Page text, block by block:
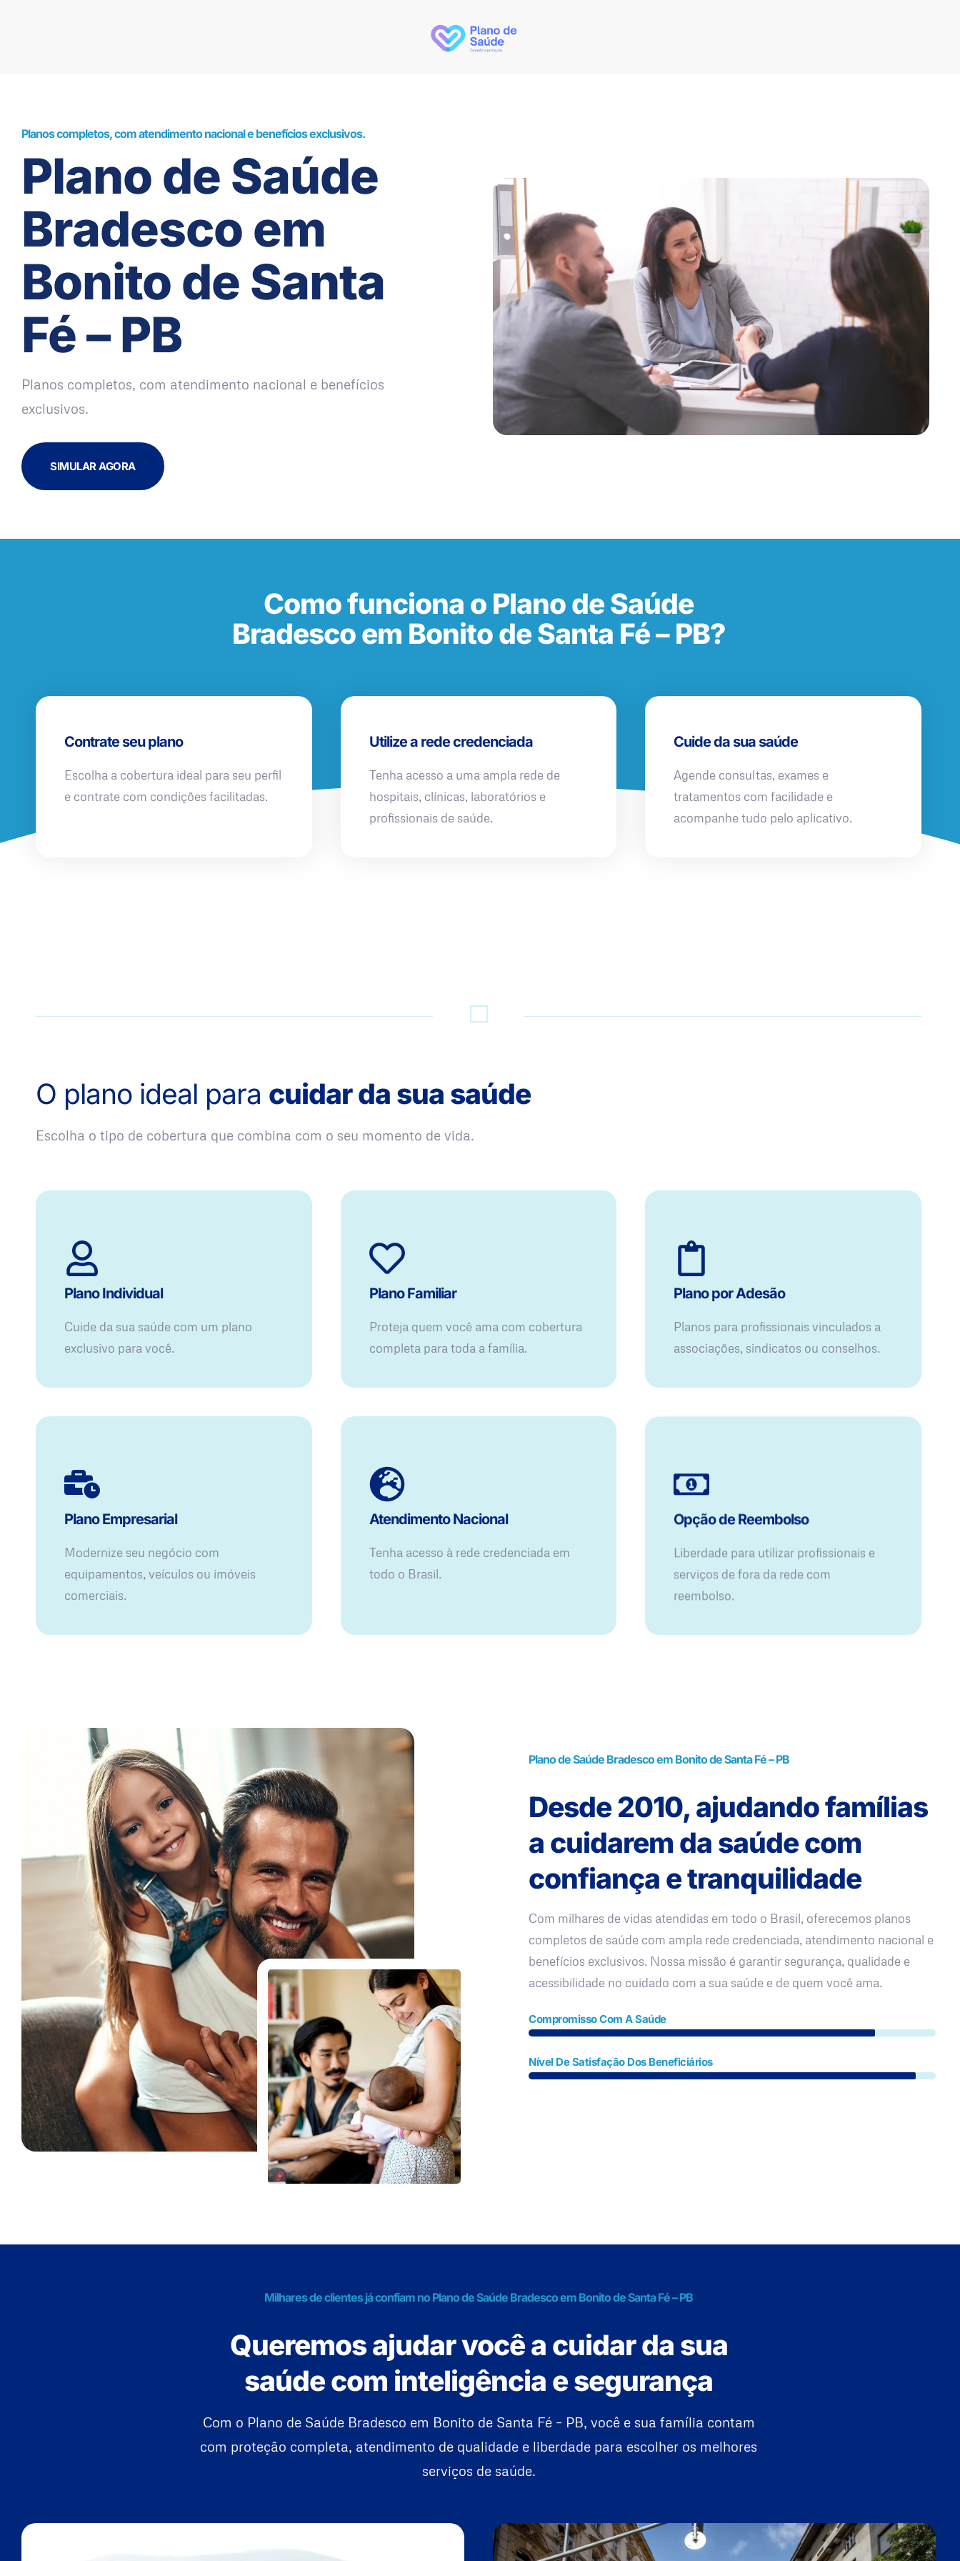
Planos completos, com atendimento nacional e benefícios exclusivos.
Plano de Saúde
Bradesco em
Bonito de Santa
Fé – PB
Planos completos, com atendimento nacional e benefícios
exclusivos.
SIMULAR AGORA
Como funciona o Plano de Saúde
Bradesco em Bonito de Santa Fé – PB?
Contrate seu plano
Escolha a cobertura ideal para seu perfil
e contrate com condições facilitadas.
Utilize a rede credenciada
Tenha acesso a uma ampla rede de
hospitais, clínicas, laboratórios e
profissionais de saúde.
Cuide da sua saúde
Agende consultas, exames e
tratamentos com facilidade e
acompanhe tudo pelo aplicativo.
O plano ideal para cuidar da sua saúde
Escolha o tipo de cobertura que combina com o seu momento de vida.
Plano Individual
Cuide da sua saúde com um plano
exclusivo para você.
Plano Familiar
Proteja quem você ama com cobertura
completa para toda a família.
Plano por Adesão
Planos para profissionais vinculados a
associações, sindicatos ou conselhos.
Plano Empresarial
Modernize seu negócio com
equipamentos, veículos ou imóveis
comerciais.
Atendimento Nacional
Tenha acesso à rede credenciada em
todo o Brasil.
Opção de Reembolso
Liberdade para utilizar profissionais e
serviços de fora da rede com
reembolso.
Plano de Saúde Bradesco em Bonito de Santa Fé – PB
Desde 2010, ajudando famílias
a cuidarem da saúde com
confiança e tranquilidade
Com milhares de vidas atendidas em todo o Brasil, oferecemos planos
completos de saúde com ampla rede credenciada, atendimento nacional e
benefícios exclusivos. Nossa missão é garantir segurança, qualidade e
acessibilidade no cuidado com a sua saúde e de quem você ama.
Compromisso Com A Saúde
Nível De Satisfação Dos Beneficiários
Milhares de clientes já confiam no Plano de Saúde Bradesco em Bonito de Santa Fé – PB
Queremos ajudar você a cuidar da sua
saúde com inteligência e segurança
Com o Plano de Saúde Bradesco em Bonito de Santa Fé – PB, você e sua família contam
com proteção completa, atendimento de qualidade e liberdade para escolher os melhores
serviços de saúde.